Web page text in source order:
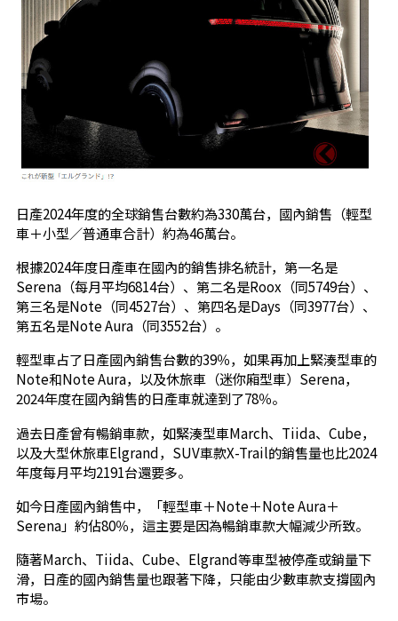
日產2024年度的全球銷售台數約為330萬台，國內銷售（輕型
車＋小型／普通車合計）約為46萬台。
根據2024年度日產車在國內的銷售排名統計，第一名是
Serena（每月平均6814台）、第二名是Roox（同5749台）、
第三名是Note（同4527台）、第四名是Days（同3977台）、
第五名是Note Aura（同3552台）。
輕型車占了日產國內銷售台數的39％，如果再加上緊湊型車的
Note和Note Aura，以及休旅車（迷你廂型車）Serena，
2024年度在國內銷售的日產車就達到了78％。
過去日產曾有暢銷車款，如緊湊型車March、Tiida、Cube，
以及大型休旅車Elgrand，SUV車款X-Trail的銷售量也比2024
年度每月平均2191台還要多。
如今日產國內銷售中，「輕型車＋Note＋Note Aura＋
Serena」約佔80％，這主要是因為暢銷車款大幅減少所致。
隨著March、Tiida、Cube、Elgrand等車型被停產或銷量下
滑，日產的國內銷售量也跟著下降，只能由少數車款支撐國內
市場。